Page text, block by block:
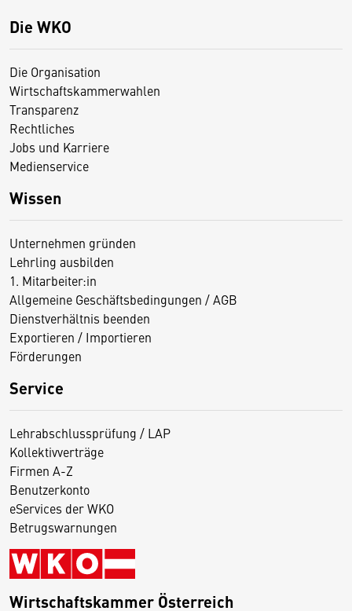
Die WKO
Die Organisation
Wirtschaftskammerwahlen
Transparenz
Rechtliches
Jobs und Karriere
Medienservice
Wissen
Unternehmen gründen
Lehrling ausbilden
1. Mitarbeiter:in
Allgemeine Geschäftsbedingungen / AGB
Dienstverhältnis beenden
Exportieren / Importieren
Förderungen
Service
Lehrabschlussprüfung / LAP
Kollektivverträge
Firmen A-Z
Benutzerkonto
eServices der WKO
Betrugswarnungen
Wirtschaftskammer Österreich